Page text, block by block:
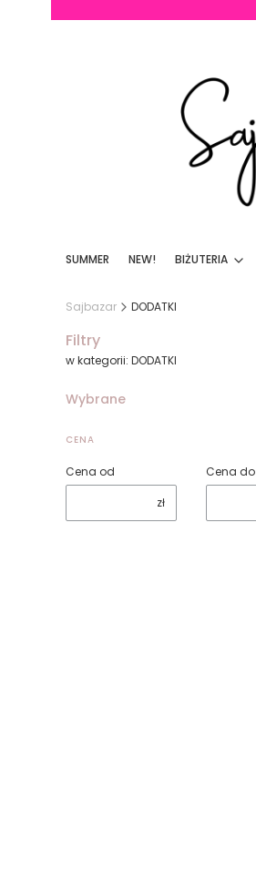
SUMMER NEW! BIŻUTERIA
Sajbazar DODATKI
Filtry
w kategorii: DODATKI
Wybrane
CENA
Cena od
zł
Cena do